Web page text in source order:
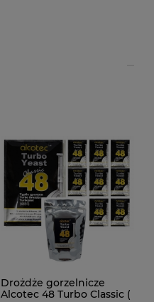
Drożdże gorzelnicze
Alcotec 48 Turbo Classic (